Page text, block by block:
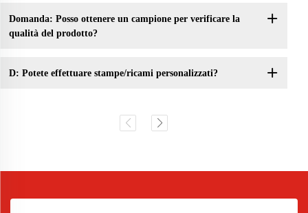
Domanda: Posso ottenere un campione per verificare la
qualità del prodotto?
D: Potete effettuare stampe/ricami personalizzati?